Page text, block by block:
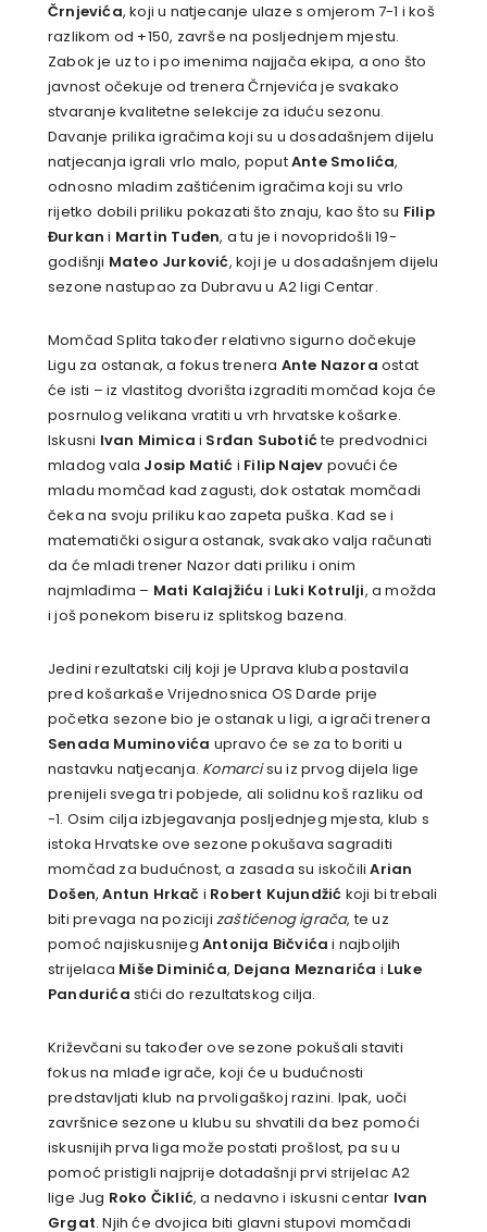
Črnjevića, koji u natjecanje ulaze s omjerom 7-1 i koš
razlikom od +150, završe na posljednjem mjestu.
Zabok je uz to i po imenima najjača ekipa, a ono što
javnost očekuje od trenera Črnjevića je svakako
stvaranje kvalitetne selekcije za iduću sezonu.
Davanje prilika igračima koji su u dosadašnjem dijelu
natjecanja igrali vrlo malo, poputAnte Smolića,
odnosno mladim zaštićenim igračima koji su vrlo
rijetko dobili priliku pokazati što znaju, kao što su Filip
Đurkan i Martin Tuđen, a tu je i novopridošli 19-
godišnji Mateo Jurković, koji je u dosadašnjem dijelu
sezone nastupao za Dubravu u A2 ligi Centar.
Momčad Splita također relativno sigurno dočekuje
Ligu za ostanak, a fokus trenera Ante Nazora ostat
će isti – iz vlastitog dvorišta izgraditi momčad koja će
posrnulog velikana vratiti u vrh hrvatske košarke.
Iskusni Ivan Mimica i Srđan Subotićte predvodnici
mladog vala Josip Matić i Filip Najev povući će
mladu momčad kad zagusti, dok ostatak momčadi
čeka na svoju priliku kao zapeta puška. Kad se i
matematički osigura ostanak, svakako valja računati
da će mladi trener Nazor dati priliku i onim
najmlađima – Mati Kalajžiću i Luki Kotrulji, a možda
i još ponekom biseru iz splitskog bazena.
Jedini rezultatski cilj koji je Uprava kluba postavila
pred košarkaše Vrijednosnica OS Darde prije
početka sezone bio je ostanak u ligi, a igrači trenera
Senada Muminovića upravo će se za to boriti u
nastavku natjecanja. Komarcisu iz prvog dijela lige
prenijeli svega tri pobjede, ali solidnu koš razliku od
-1. Osim cilja izbjegavanja posljednjeg mjesta, klub s
istoka Hrvatske ove sezone pokušava sagraditi
momčad za budućnost, a zasada su iskočiliArian
Došen,Antun Hrkač i Robert Kujundžić koji bi trebali
biti prevaga na poziciji zaštićenog igrača, te uz
pomoć najiskusnijeg Antonija Bičvića i najboljih
strijelaca Miše Diminića, Dejana Meznarića i Luke
Pandurića stići do rezultatskog cilja.
Križevčani su također ove sezone pokušali staviti
fokus na mlađe igrače, koji će u budućnosti
predstavljati klub na prvoligaškoj razini. Ipak, uoči
završnice sezone u klubu su shvatili da bez pomoći
iskusnijih prva liga može postati prošlost, pa su u
pomoć pristigli najprije dotadašnji prvi strijelac A2
lige Jug Roko Čiklić, a nedavno i iskusni centar Ivan
Grgat. Njih će dvojica biti glavni stupovi momčadi